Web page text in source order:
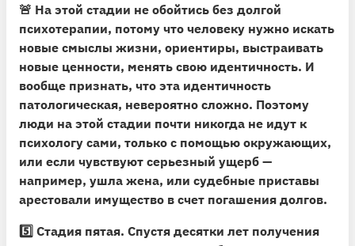
🚨 На этой стадии не обойтись без долгой
психотерапии, потому что человеку нужно искать
новые смыслы жизни, ориентиры, выстраивать
новые ценности, менять свою идентичность. И
вообще признать, что эта идентичность
патологическая, невероятно сложно. Поэтому
люди на этой стадии почти никогда не идут к
психологу сами, только с помощью окружающих,
или если чувствуют серьезный ущерб —
например, ушла жена, или судебные приставы
арестовали имущество в счет погашения долгов.
5️⃣ Стадия пятая. Спустя десятки лет получения